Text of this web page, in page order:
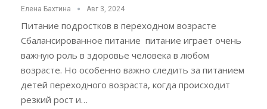
Елена Бахтина Авг 3, 2024
Питание подростков в переходном возрасте
Сбалансированное питание питание играет очень
важную роль в здоровье человека в любом
возрасте. Но особенно важно следить за питанием
детей переходного возраста, когда происходит
резкий рост и…